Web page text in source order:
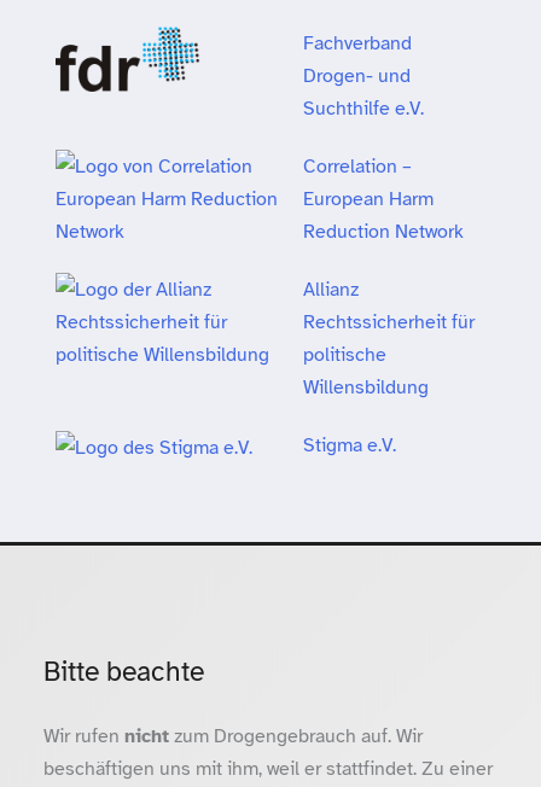
Fachverband
Drogen- und
Suchthilfe e.V.
Correlation –
European Harm
Reduction Network
Allianz
Rechtssicherheit für
politische
Willensbildung
Stigma e.V.
Bitte beachte
Wir rufen nichtzum Drogengebrauch auf. Wir
beschäftigen uns mit ihm, weil er stattfindet. Zu einer